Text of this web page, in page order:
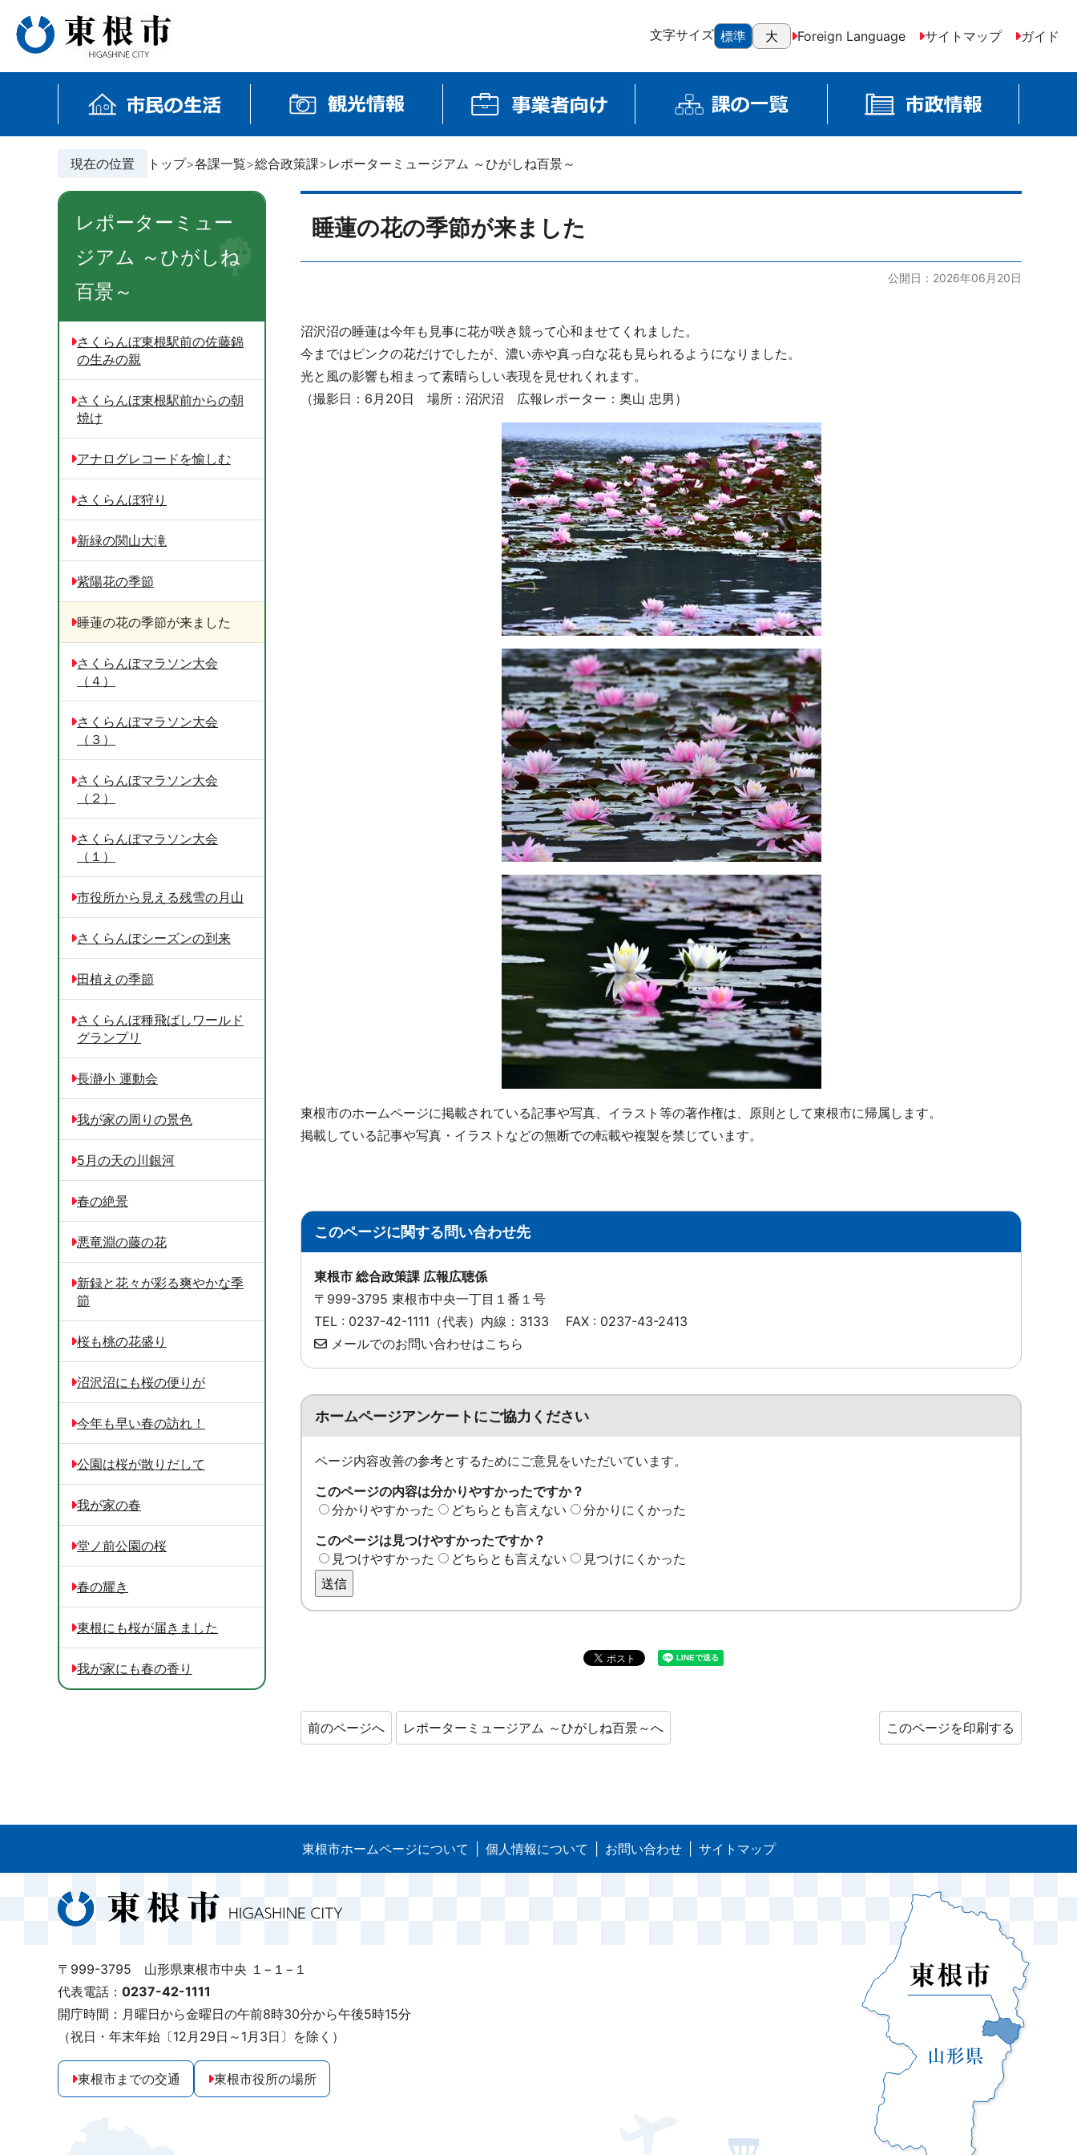
文字サイズ 標準 大 Foreign Language サイトマップ ガイド
現在の位置 トップ 各課一覧 総合政策課 レポーターミュージアム ～ひがしね百景～
睡蓮の花の季節が来ました
公開日：2026年06月20日
沼沢沼の睡蓮は今年も見事に花が咲き競って心和ませてくれました。
今まではピンクの花だけでしたが、濃い赤や真っ白な花も見られるようになりました。
光と風の影響も相まって素晴らしい表現を見せれくれます。
（撮影日：6月20日 場所：沼沢沼 広報レポーター：奥山 忠男）
東根市のホームページに掲載されている記事や写真、イラスト等の著作権は、原則として東根市に帰属します。
掲載している記事や写真・イラストなどの無断での転載や複製を禁じています。
このページに関する問い合わせ先
東根市 総合政策課 広報広聴係
〒999-3795 東根市中央一丁目１番１号
TEL : 0237-42-1111（代表）内線：3133
FAX : 0237-43-2413
メールでのお問い合わせはこちら
ホームページアンケートにご協力ください
ページ内容改善の参考とするためにご意見をいただいています。
このページの内容は分かりやすかったですか？
分かりやすかった
どちらとも言えない
分かりにくかった
このページは見つけやすかったですか？
見つけやすかった
どちらとも言えない
見つけにくかった
送信
前のページへ レポーターミュージアム ～ひがしね百景～へ このページを印刷する
レポーターミュー
ジアム ～ひがしね
百景～
さくらんぼ東根駅前の佐藤錦
の生みの親
さくらんぼ東根駅前からの朝
焼け
アナログレコードを愉しむ
さくらんぼ狩り
新緑の関山大滝
紫陽花の季節
睡蓮の花の季節が来ました
さくらんぼマラソン大会
（４）
さくらんぼマラソン大会
（３）
さくらんぼマラソン大会
（２）
さくらんぼマラソン大会
（１）
市役所から見える残雪の月山
さくらんぼシーズンの到来
田植えの季節
さくらんぼ種飛ばしワールド
グランプリ
長瀞小 運動会
我が家の周りの景色
5月の天の川銀河
春の絶景
悪竜淵の藤の花
新録と花々が彩る爽やかな季
節
桜も桃の花盛り
沼沢沼にも桜の便りが
今年も早い春の訪れ！
公園は桜が散りだして
我が家の春
堂ノ前公園の桜
春の耀き
東根にも桜が届きました
我が家にも春の香り
東根市ホームページについて 個人情報について お問い合わせ サイトマップ
〒999-3795 山形県東根市中央 １−１−１
代表電話： 0237-42-1111
開庁時間：月曜日から金曜日の午前8時30分から午後5時15分
（祝日・年末年始〔12月29日～1月3日〕を除く）
東根市までの交通 東根市役所の場所